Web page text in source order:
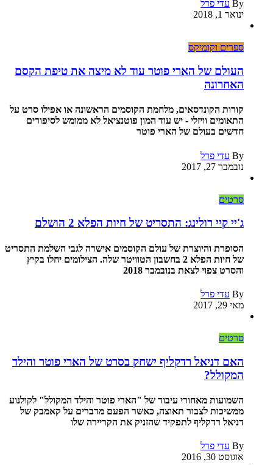
By עדי פרל
ינואר 1, 2018
ספרים וקומיקס
העולם של הארי פוטר עוד לא מיצה את טיפת הקסם
האחרונה
קורות הקונדסאים, מלחמת הקוסמים הראשונה או אפילו סרט על
התאומים וויזלי - יש עוד המון פוטנציאל לא ממומש לסיפורים
חדשים בעולם של הארי פוטר
By עדי פרל
נובמבר 27, 2017
סרטים
ג'יי קיי רולינג: התסריט של חיות הפלא 2 הושלם
הסופרת והיוצרת של עולם הקוסמים אישרה לגבי השלמת התסריט
של חיות הפלא 2 בחשבון הטוויטר שלה. הצילומים יחלו בקיץ
והסרט צפוי לצאת בנובמבר 2018
By עדי פרל
מאי 29, 2017
סרטים
האם דניאל רדקליף ישחק בסרט של הארי פוטר והילד
המקולל?
השמועות מאחורי עיבוד של "הארי פוטר והילד המקולל" לקולנוע
ממשיכות לצבור תאוצה, כאשר הפעם מדברים על קאמבק של
דניאל רדקליף לתפקיד שהזניק את הקריירה שלו
By עדי פרל
אוגוסט 30, 2016